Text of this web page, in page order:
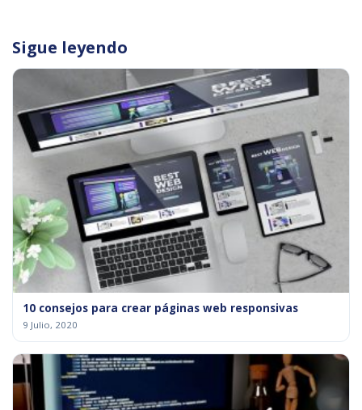
Sigue leyendo
10 consejos para crear páginas web responsivas
9 Julio, 2020